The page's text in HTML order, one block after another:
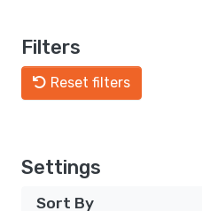
Filters
Reset filters
Settings
Sort By